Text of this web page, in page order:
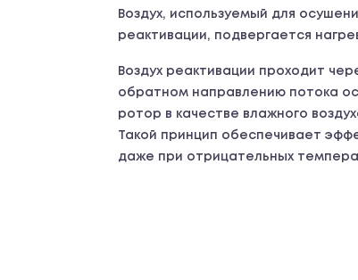
Воздух, используемый для
реактивации, подвергается
Воздух реактивации проходит
обратном направлению потока
ротор в качестве влажного
Такой принцип обеспечивает
даже при отрицательных